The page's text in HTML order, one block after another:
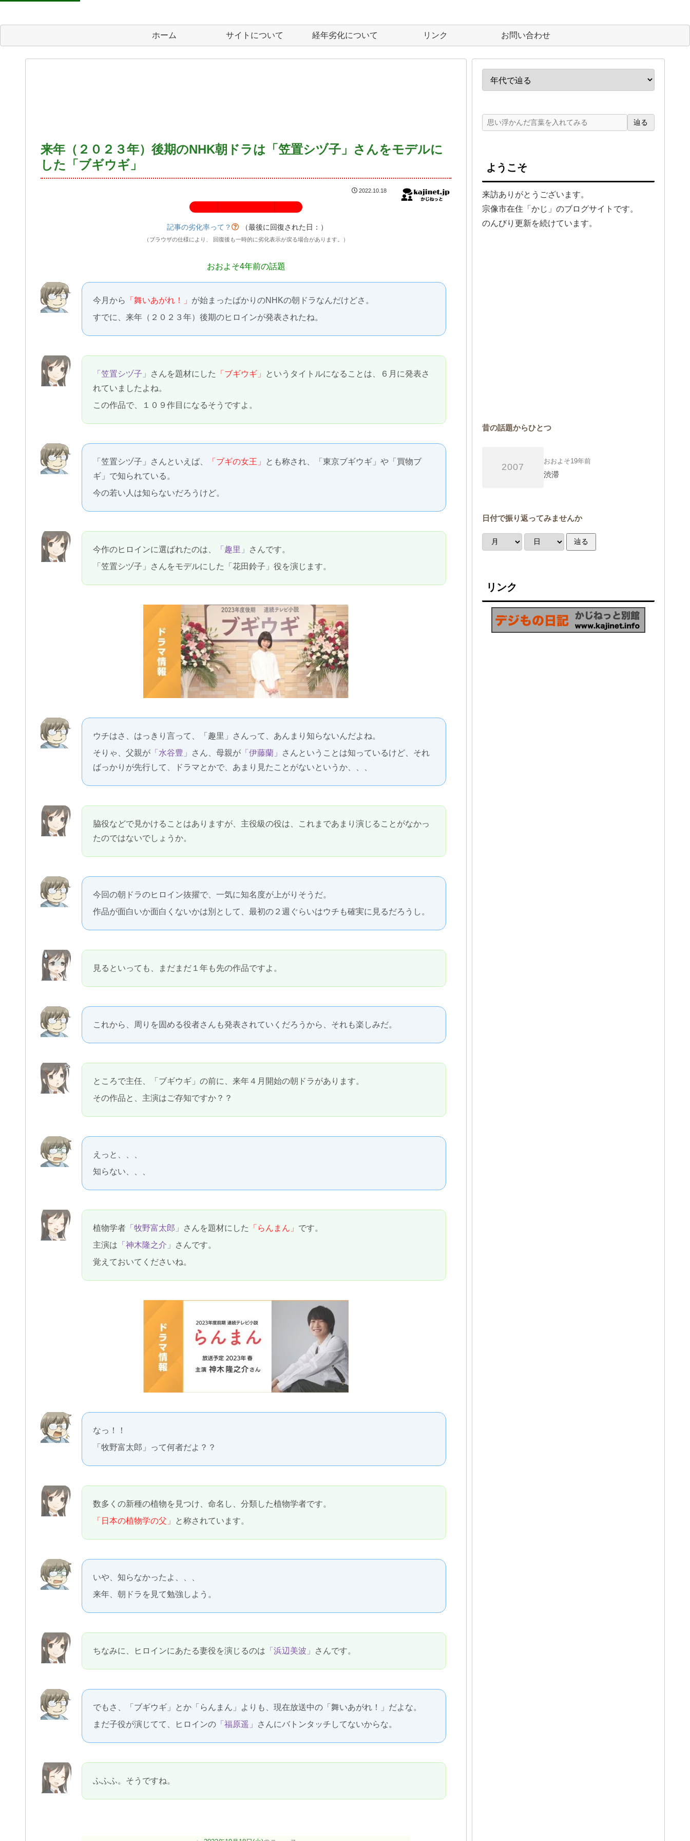
ホーム サイトについて 経年劣化について リンク お問い合わせ
来年（２０２３年）後期のNHK朝ドラは「笠置シヅ子」さんをモデルに
した「ブギウギ」
2022.10.18
記事の劣化率って？ （最後に回復された日： ）
（ブラウザの仕様により、 回復後も一時的に劣化表示が戻る場合があります。）
おおよそ4年前の話題
今月から 「舞いあがれ！」 が始まったばかりのNHKの朝ドラなんだけどさ。
すでに、来年（２０２３年）後期のヒロインが発表されたね。
「笠置シヅ子」 さんを題材にした 「ブギウギ」
というタイトルになることは、６月に発表さ
れていましたよね。
この作品で、１０９作目になるそうですよ。
「笠置シヅ子」さんといえば、 「ブギの女王」
とも称され、「東京ブギウギ」や「買物ブ
ギ」で知られている。
今の若い人は知らないだろうけど。
今作のヒロインに選ばれたのは、 「趣里」
さんです。
「笠置シヅ子」さんをモデルにした「花田鈴子」役を演じます。
ウチはさ、はっきり言って、「趣里」さんって、あんまり知らないんだよね。
そりゃ、父親が 「水谷豊」 さん、母親が 「伊藤蘭」
さんということは知っているけど、それ
ばっかりが先行して、ドラマとかで、あまり見たことがないというか、、、
脇役などで見かけることはありますが、主役級の役は、これまであまり演じることがなかっ
たのではないでしょうか。
今回の朝ドラのヒロイン抜擢で、一気に知名度が上がりそうだ。
作品が面白いか面白くないかは別として、最初の２週ぐらいはウチも確実に見るだろうし。
見るといっても、まだまだ１年も先の作品ですよ。
これから、周りを固める役者さんも発表されていくだろうから、それも楽しみだ。
ところで主任、「ブギウギ」の前に、来年４月開始の朝ドラがあります。
その作品と、主演はご存知ですか？？
えっと、、、
知らない、、、
植物学者 「牧野富太郎」 さんを題材にした 「らんまん」 です。
主演は 「神木隆之介」
さんです。
覚えておいてくださいね。
なっ！！
「牧野富太郎」って何者だよ？？
数多くの新種の植物を見つけ、命名し、分類した植物学者です。
「日本の植物学の父」
と称されています。
いや、知らなかったよ、、、
来年、朝ドラを見て勉強しよう。
ちなみに、ヒロインにあたる妻役を演じるのは 「浜辺美波」 さんです。
でもさ、「ブギウギ」とか「らんまん」よりも、現在放送中の「舞いあがれ！」だよな。
まだ子役が演じてて、ヒロインの 「福原遥」 さんにバトンタッチしてないからな。
ふふふ。そうですね。
辿る
ようこそ
来訪ありがとうございます。
宗像市在住「かじ」のブログサイトです。
のんびり更新を続けています。
昔の話題からひとつ
2007
おおよそ19年前
渋滞
日付で振り返ってみませんか
辿る
リンク